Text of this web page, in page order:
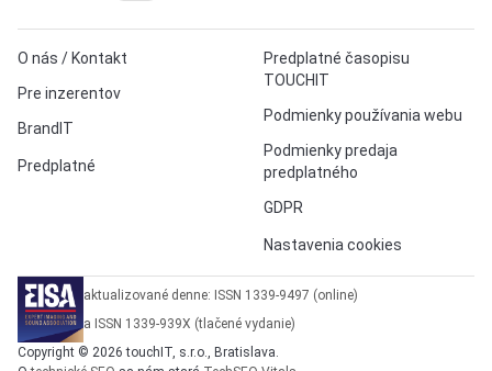
O nás / Kontakt
Pre inzerentov
BrandIT
Predplatné
Predplatné časopisu
TOUCHIT
Podmienky používania webu
Podmienky predaja
predplatného
GDPR
Nastavenia cookies
aktualizované denne: ISSN 1339-9497 (online)
a ISSN 1339-939X (tlačené vydanie)
Copyright © 2026 touchIT, s.r.o., Bratislava.